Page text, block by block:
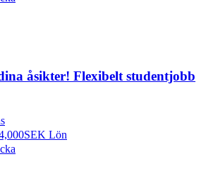
åsikter! Flexibelt studentjobb
Lön